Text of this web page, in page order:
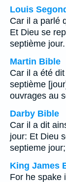
Louis
Car il a parlé
Et Dieu se
septième jour.
Martin Bible
Car il a été
septième
ouvrages au
Darby Bible
Car il a dit
jour: Et Dieu
septieme jour;
King James
For he spake